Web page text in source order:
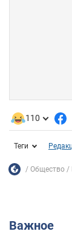
110
Теги
Общество
Важное